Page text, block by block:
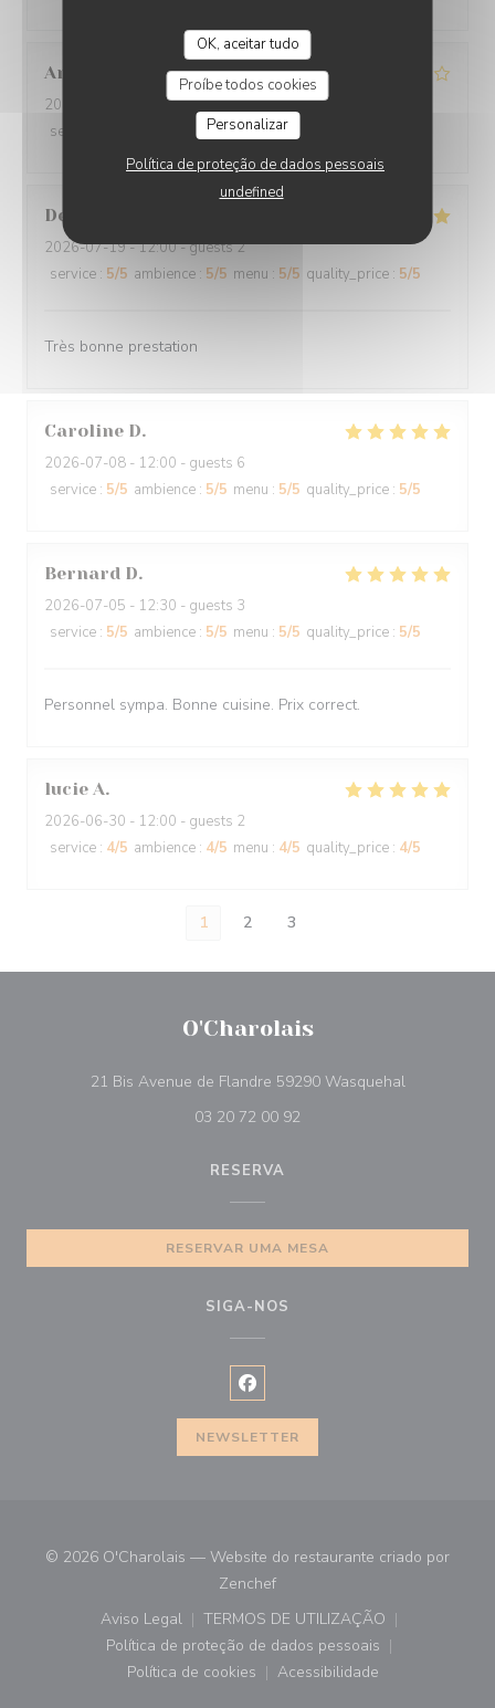
OK, aceitar tudo
Proíbe todos cookies
Personalizar
Política de proteção de dados pessoais
undefined
Annie
2026-07-19
- 12:30 - guests 4
service
: 5/5 menu:5 /5
Denyse
2026-07-19- 12:00 - guests 2
service : 5/5 ambience : 5/5 menu : 5/5 quality_price : 5/5
Très bonne prestation
Caroline D
2026-07-08 - 12:00 - guests 6
service : 5/5 ambience : 5/5 menu : 5/5 quality_price : 5/5
Bernard D
2026-07-05 - 12:30 - guests 3
service : 5/5 ambience : 5/5 menu : 5/5 quality_price : 5/5
Personnel sympa. Bonne cuisine. Prix correct.
lucie A
2026-06-30 - 12:00 - guests 2
service : 4/5 ambience : 4/5 menu : 4/5 quality_price : 4/5
1 2 3
O'Charolais
21 Bis Avenue de Flandre 59290 Wasquehal((abre numa
03 20 72 00 92
RESERVA
RESERVAR UMA MESA
SIGA-NOS
Facebook ((abre numa nova
NEWSLETTER
© 2026 O'Charolais — Website do restaurante criado por
Zenchef((abre numa nova janela))
Aviso Legal
((abre numa nova janela))
TERMOS DE UTILIZAÇÃO
((abre numa nova janela))
Política de proteção de dados pessoais
((abre numa nova janela))
Política de cookies
((abre numa nova janela))
Acessibilidade
((abre numa nova